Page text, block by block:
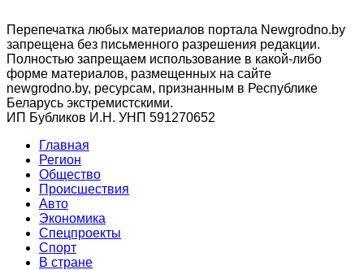
Перепечатка любых материалов портала Newgrodno.by
запрещена без письменного разрешения редакции.
Полностью запрещаем использование в какой-либо
форме материалов, размещенных на сайте
newgrodno.by, ресурсам, признанным в Республике
Беларусь экстремистскими.
ИП Бубликов И.Н. УНП 591270652
Главная
Регион
Общество
Происшествия
Авто
Экономика
Спецпроекты
Cпорт
В стране